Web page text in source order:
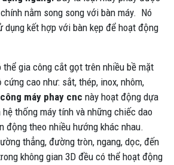
nằm song song với bàn máy. Nó
kết hợp với bàn kẹp để hoạt động
thể gia công cắt gọt trên nhiều bề mặt
cao như: sắt, thép, inox, nhôm,
máy phay cnc này hoạt động dựa
thống máy tính và những chiếc dao
động theo nhiều hướng khác nhau.
thẳng, đường tròn, ngang, dọc, đến
không gian 3D đều có thể hoạt động